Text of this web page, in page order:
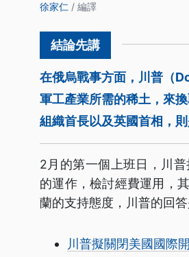
徐家仁 / 編譯
在俄烏戰事方面，川普（
軍工產業所需的稀土，來
組織首長以及英國首相，
2月的第一個上班日，川
的運作，檢討經費運用，
蘭的支持態度，川普的回
川普擬關閉美國國際